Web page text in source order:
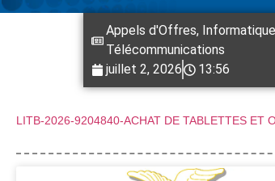
Appels d'Offres,
Télécommunications
juillet 2, 2026
13:56
LITB-2026-9204840-ACHAT DE TABLETTES ET